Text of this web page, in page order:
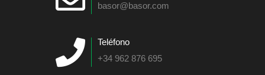
basor@basor.com
Teléfono
+34 962 876 695